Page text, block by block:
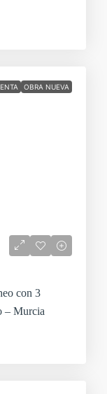
OBRA NUEVA
con 3
– Murcia